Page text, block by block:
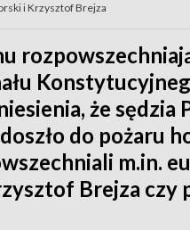
i Krzysztof Brejza
że sędzia
do pożaru
m.in.
Brejza czy